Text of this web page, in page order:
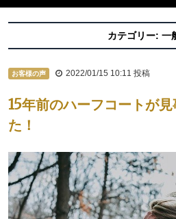
カテゴリー: 一
お客様の声 2022/01/15 10:11 投稿
15年前のハーフコートが
た！